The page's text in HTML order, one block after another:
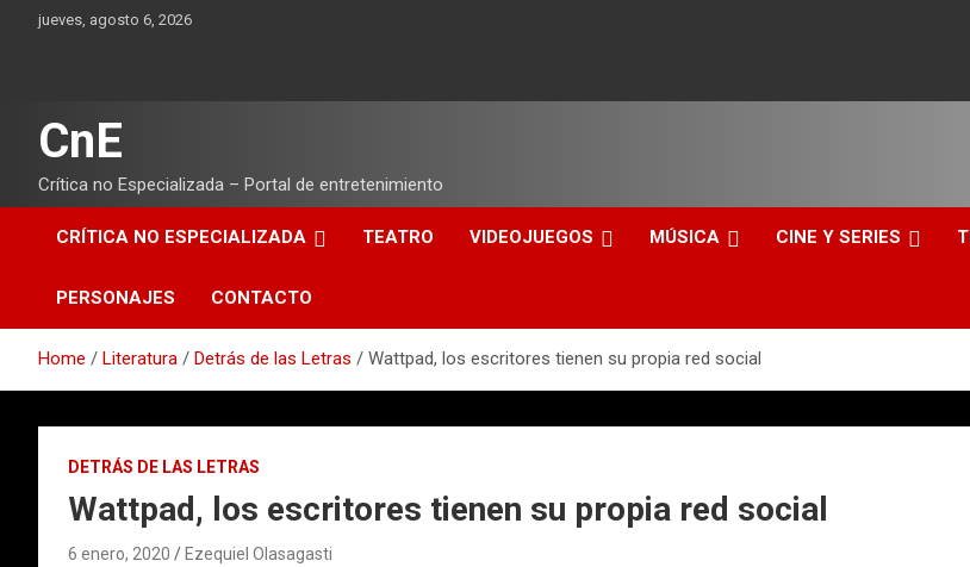
jueves, agosto 6, 2026
CnE
Crítica no Especializada – Portal de entretenimiento
CRÍTICA NO ESPECIALIZADA TEATRO VIDEOJUEGOS MÚSICA CINE Y SERIES
PERSONAJES CONTACTO
Home Literatura Detrás de las Letras Wattpad, los escritores tienen su propia red social
DETRÁS DE LAS LETRAS
Wattpad, los escritores tienen su propia red social
6 enero, 2020 Ezequiel Olasagasti